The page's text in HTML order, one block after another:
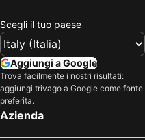
Scegli il tuo paese
Aggiungi a Google
Trova facilmente i nostri risultati:
aggiungi trivago a Google come fonte
preferita.
Azienda